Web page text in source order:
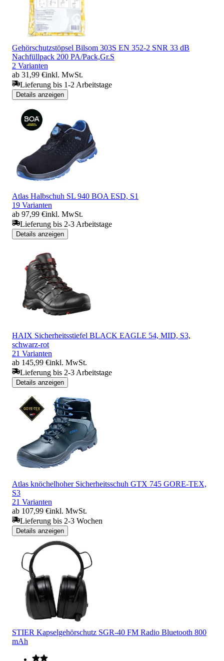
Gehörschutzstöpsel Bilsom 303S EN 352-2 SNR 33 dB
Nachfüllpack 200 PA/Pack,Gr.S
2 Varianten
ab 31,99 €inkl. MwSt.
Lieferung bis 1-2 Arbeitstage
Details anzeigen
Atlas Halbschuh SL 940 BOA ESD, S1
19 Varianten
ab 97,99 €inkl. MwSt.
Lieferung bis 2-3 Arbeitstage
Details anzeigen
HAIX Sicherheitsstiefel BLACK EAGLE 54, MID, S3,
schwarz-rot
21 Varianten
ab 145,99 €inkl. MwSt.
Lieferung bis 2-3 Arbeitstage
Details anzeigen
Atlas knöchelhoher Sicherheitsschuh GTX 745 GORE-TEX,
S3
21 Varianten
ab 107,99 €inkl. MwSt.
Lieferung bis 2-3 Wochen
Details anzeigen
STIER Kapselgehörschutz SGR-40 FM Radio Bluetooth 800
mAh